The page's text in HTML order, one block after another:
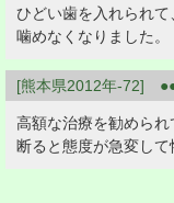
ひどい歯を入れられて
噛めなくなりました。
[熊本県2012年-72]
高額な治療を勧められ
断ると態度が急変して